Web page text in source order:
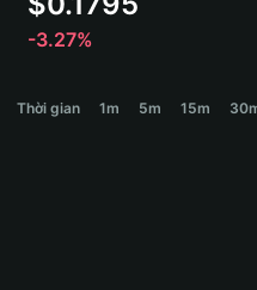
Español
Español (Argentina)
-3.27%
Thời gian 1m 5m 15m